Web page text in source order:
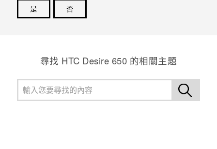
是
否
尋找 HTC Desire 650 的相關主題